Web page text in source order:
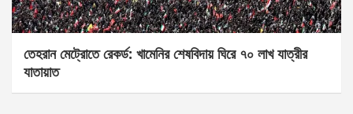
তেহরান মেট্রোতে রেকর্ড: খামেনির শেষবিদায় ঘিরে ৭০ লাখ যাত্রীর
যাতায়াত